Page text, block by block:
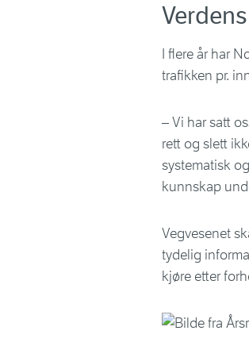
I flere år har
trafikken pr.
– Vi har satt
rett og slett
systematisk
kunnskap
Vegvesenet
tydelig
kjøre etter